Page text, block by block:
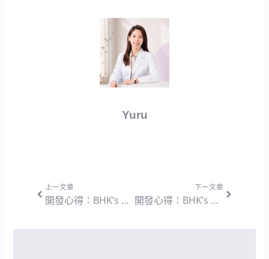
Yuru
上一文章
開發心得：BHK’s 益菌淨口錠EX — 改變細菌叢生態與中和氣味的配方設計思維
下一文章
開發心得：BHK’s 兒童小晶澈葉黃素EX 咀嚼錠 葡萄口味 — 數位學習時代下的兒童防護配方設計思維